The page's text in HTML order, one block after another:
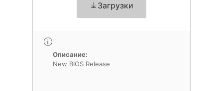
Загрузки
Описание:
New BIOS Release